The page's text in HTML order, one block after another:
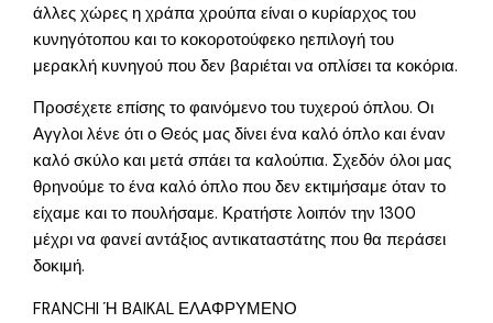
άλλες χώρες η χράπα χρούπα είναι ο κυρίαρχος του
κυνηγότοπου και το κοκοροτούφεκο ηεπιλογή του
μερακλή κυνηγού που δεν βαριέται να οπλίσει τα κοκόρια.
Προσέχετε επίσης το φαινόμενο του τυχερού όπλου. Οι
Αγγλοι λένε ότι ο Θεός μας δίνει ένα καλό όπλο και έναν
καλό σκύλο και μετά σπάει τα καλούπια. Σχεδόν όλοι μας
θρηνούμε το ένα καλό όπλο που δεν εκτιμήσαμε όταν το
είχαμε και το πουλήσαμε. Κρατήστε λοιπόν την 1300
μέχρι να φανεί αντάξιος αντικαταστάτης που θα περάσει
δοκιμή.
FRANCHI Ή BAIKAL ΕΛΑΦΡΥΜΕΝΟ